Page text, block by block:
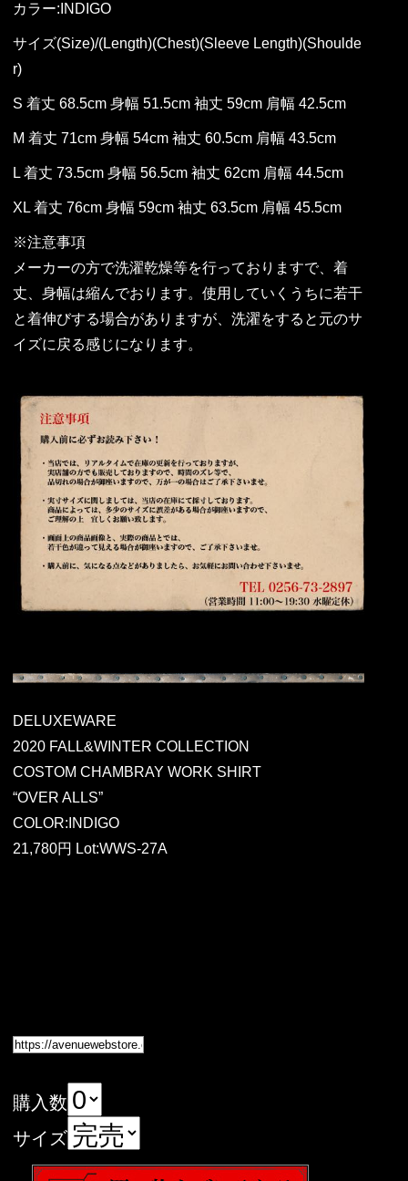
カラー:INDIGO
サイズ(Size)/(Length)(Chest)(Sleeve Length)(Shoulde
r)
S 着丈 68.5cm 身幅 51.5cm 袖丈 59cm 肩幅 42.5cm
M 着丈 71cm 身幅 54cm 袖丈 60.5cm 肩幅 43.5cm
L 着丈 73.5cm 身幅 56.5cm 袖丈 62cm 肩幅 44.5cm
XL 着丈 76cm 身幅 59cm 袖丈 63.5cm 肩幅 45.5cm
※注意事項
メーカーの方で洗濯乾燥等を行っておりますで、着
丈、身幅は縮んでおります。使用していくうちに若干
と着伸びする場合がありますが、洗濯をすると元のサ
イズに戻る感じになります。
DELUXEWARE
2020 FALL&WINTER COLLECTION
COSTOM CHAMBRAY WORK SHIRT
“OVER ALLS”
COLOR:INDIGO
21,780円 Lot:WWS-27A
購入数
サイズ